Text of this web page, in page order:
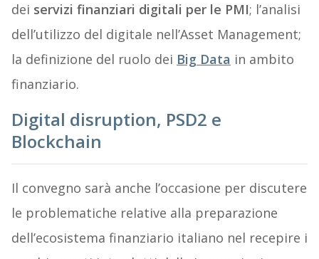
dei servizi finanziari digitali per le PMI; l’analisi
dell’utilizzo del digitale nell’Asset Management;
la definizione del ruolo dei Big Data in ambito
finanziario.
Digital disruption, PSD2 e
Blockchain
Il convegno sarà anche l’occasione per discutere
le problematiche relative alla preparazione
dell’ecosistema finanziario italiano nel recepire i